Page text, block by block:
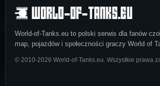
World-of-Tanks.eu to polski serwis dla fanów
map, pojazdów i społeczności graczy World of
© 2010-2026 World-of-Tanks.eu. Wszystkie prawa